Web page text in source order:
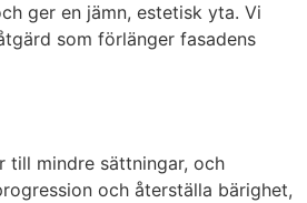
ger en jämn, estetisk yta. Vi
som förlänger fasadens
till mindre sättningar, och
och återställa bärighet,